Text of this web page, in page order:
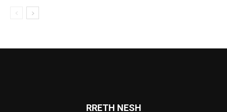
RRETH NESH